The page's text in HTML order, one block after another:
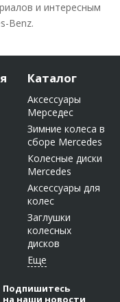
и интересным
Benz.
Каталог
Аксессуары
Мерседес
Зимние колеса в
сборе Mercedes
Колесные диски
Mercedes
Аксессуары для
колес
Заглушки
колесных
дисков
Подпишитесь